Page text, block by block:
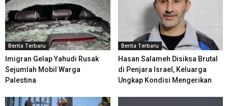
Berita Terbaru
Imigran Gelap Yahudi Rusak
Sejumlah Mobil Warga
Palestina
Berita Terbaru
Hasan Salameh Disiksa Brutal
di Penjara Israel, Keluarga
Ungkap Kondisi Mengerikan